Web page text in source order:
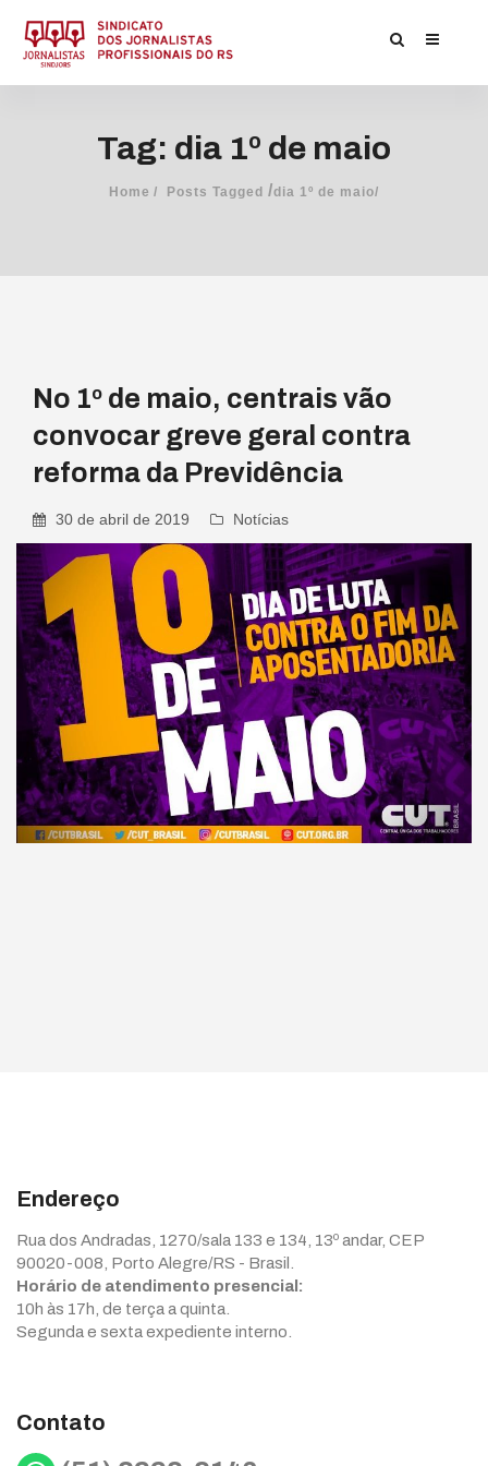
Tag: dia 1º de maio
Home Posts Tagged /dia 1º de maio/
No 1º de maio, centrais vão
convocar greve geral contra
reforma da Previdência
30 de abril de 2019 Notícias
Endereço
Rua dos Andradas, 1270/sala 133 e 134, 13º andar, CEP
90020-008, Porto Alegre/RS - Brasil.
Horário de atendimento presencial:
10h às 17h, de terça a quinta.
Segunda e sexta expediente interno.
Contato